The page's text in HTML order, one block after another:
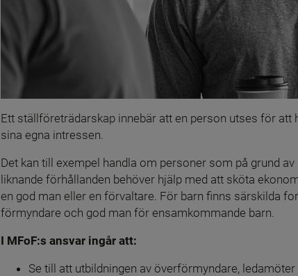
Ett ställföreträdarskap innebär att en person utses för
sina egna intressen.
Det kan till exempel handla om personer som på grund
liknande förhållanden behöver hjälp med att sköta
en god man eller en förvaltare. För barn finns särskilda
förmyndare och god man för ensamkommande barn.
I MFoF:s ansvar ingår att:
Se till att utbildningen av överförmyndare,